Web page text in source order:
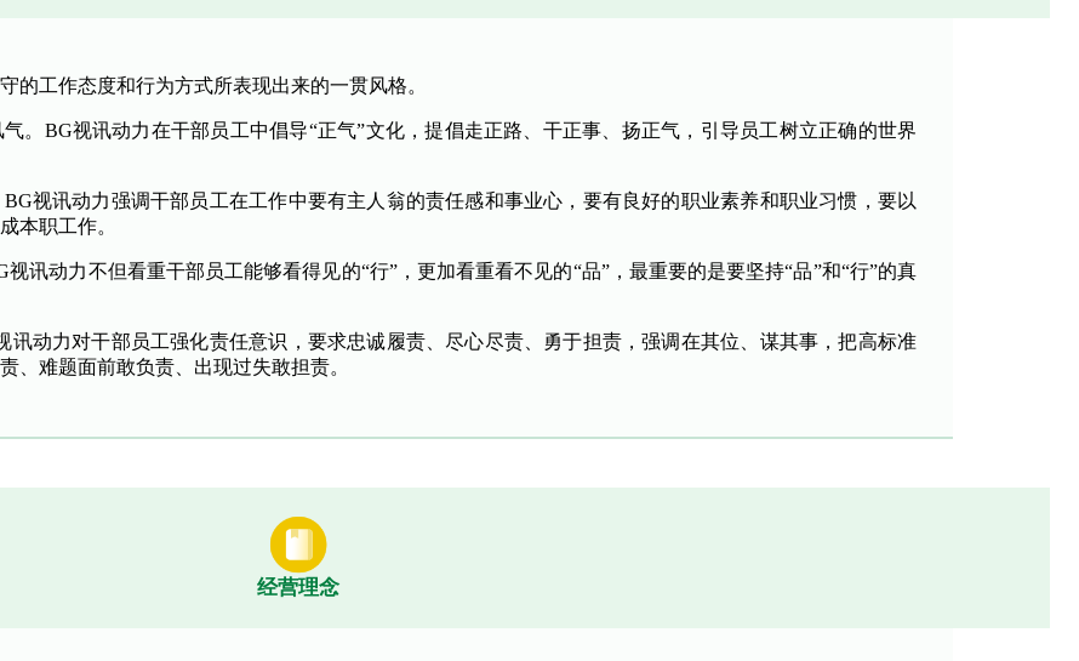
的工作态度和行为方式所表现出来的一贯风格。
。BG视讯动力在干部员工中倡导“正气”文化，提倡走正路、干正事、扬正气，引导员工树立正确的世界
视讯动力强调干部员工在工作中要有主人翁的责任感和事业心，要有良好的职业素养和职业习惯，要以
本职工作。
讯动力不但看重干部员工能够看得见的“行”，更加看重看不见的“品”，最重要的是要坚持“品”和“行”的真
讯动力对干部员工强化责任意识，要求忠诚履责、尽心尽责、勇于担责，强调在其位、谋其事，把高标准
、难题面前敢负责、出现过失敢担责。
经营理念